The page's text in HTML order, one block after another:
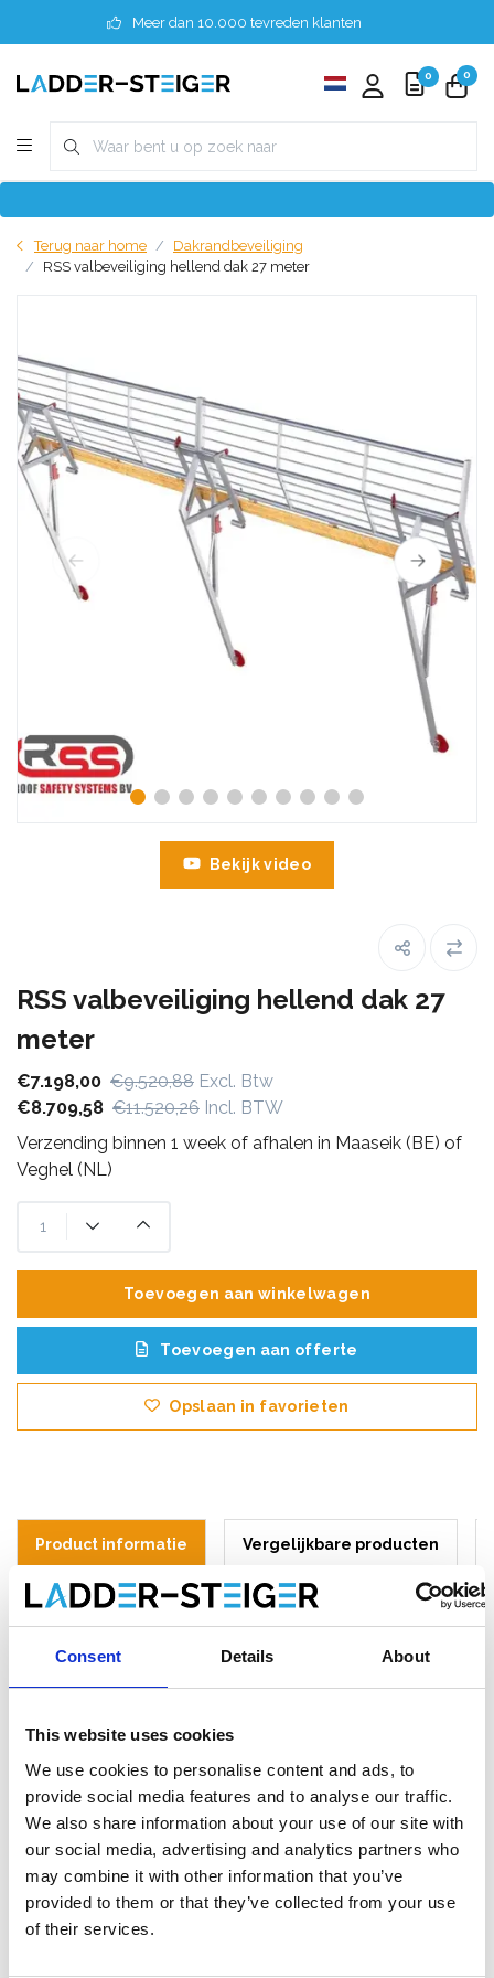
Consent Details About
This website uses cookies
We use cookies to personalise content and ads, to
provide social media features and to analyse our traffic.
We also share information about your use of our site with
our social media, advertising and analytics partners who
may combine it with other information that you’ve
provided to them or that they’ve collected from your use
of their services.
Meer dan 10.000 tevreden klanten
0 0
Terug naar home
Dakrandbeveiliging
RSS valbeveiliging hellend dak 27 meter
Bekijk video
RSS valbeveiliging hellend dak 27
meter
€7.198,00 €9.520,88 Excl. Btw
€8.709,58 €11.520,26 Incl. BTW
Verzending binnen 1 week of afhalen in Maaseik (BE) of
Veghel (NL)
Toevoegen aan winkelwagen
Toevoegen aan offerte
Opslaan in favorieten
Product informatie Vergelijkbare producten
RSS dakrandbeveiliging lengte 27 meter.
9x RSS valbeveiliging leuning / hek 3 m
9x RSS valbeveiliging houten kantplank 3 m
9x RSS valbeveiliging haakbeugel
* Het aantal onderdelen op de foto's kan afwijken.
Bovenstaande onderdelenlijst is van toepassing.
RSS Roof Safety Systems
valbeveiliging voor hellende daken